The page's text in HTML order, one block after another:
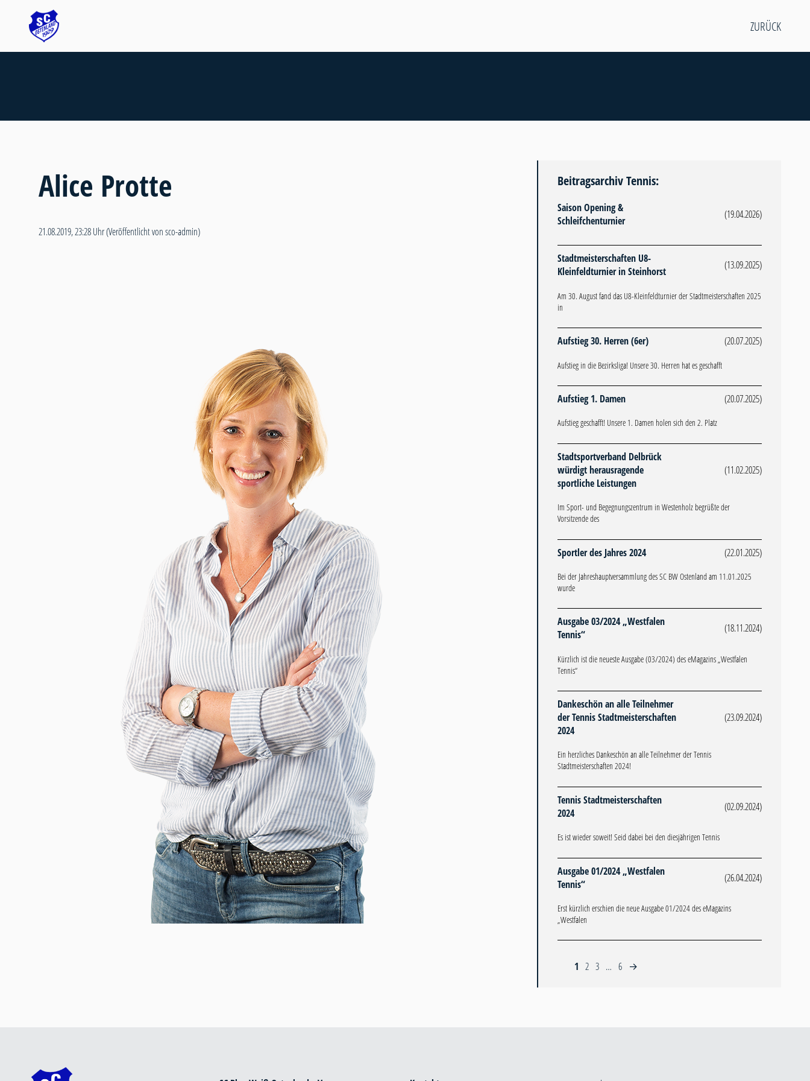
ZURÜCK
Alice Protte
21.08.2019, 23:28 Uhr(Veröffentlicht von sco-admin)
Beitragsarchiv Tennis:
Saison Opening &
Schleifchenturnier
(19.04.2026)
Stadtmeisterschaften U8-
Kleinfeldturnier in Steinhorst
(13.09.2025)
Am 30. August fand das U8-Kleinfeldturnier der Stadtmeisterschaften 2025
in
Aufstieg 30. Herren (6er) (20.07.2025)
Aufstieg in die Bezirksliga! Unsere 30. Herren hat es geschafft
Aufstieg 1. Damen (20.07.2025)
Aufstieg geschafft! Unsere 1. Damen holen sich den 2. Platz
Stadtsportverband Delbrück
würdigt herausragende
sportliche Leistungen
(11.02.2025)
Im Sport- und Begegnungszentrum in Westenholz begrüßte der
Vorsitzende des
Sportler des Jahres 2024 (22.01.2025)
Bei der Jahreshauptversammlung des SC BW Ostenland am 11.01.2025
wurde
Ausgabe 03/2024 „Westfalen
Tennis“
(18.11.2024)
Kürzlich ist die neueste Ausgabe (03/2024) des eMagazins „Westfalen
Tennis“
Dankeschön an alle Teilnehmer
der Tennis Stadtmeisterschaften
2024
(23.09.2024)
Ein herzliches Dankeschön an alle Teilnehmer der Tennis
Stadtmeisterschaften 2024!
Tennis Stadtmeisterschaften
2024
(02.09.2024)
Es ist wieder soweit! Seid dabei bei den diesjährigen Tennis
Ausgabe 01/2024 „Westfalen
Tennis“
(26.04.2024)
Erst kürzlich erschien die neue Ausgabe 01/2024 des eMagazins
„Westfalen
1 2 3 … 6 →